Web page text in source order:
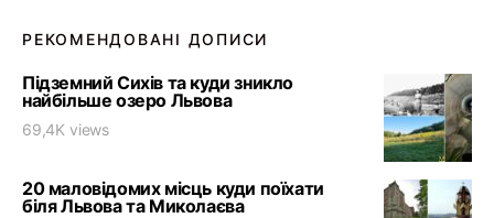
РЕКОМЕНДОВАНІ ДОПИСИ
Підземний Сихів та куди зникло
найбільше озеро Львова
69,4K views
20 маловідомих місць куди поїхати
біля Львова та Миколаєва